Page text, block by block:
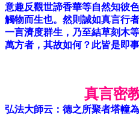
意趣反觀世諦香華等自然知彼
觸物而生也。然則誠如真言行
一言濟度群生，乃至結草刻木
萬方者，其故如何？此皆是即
真言密
弘法大師云：德之所聚者塔幢